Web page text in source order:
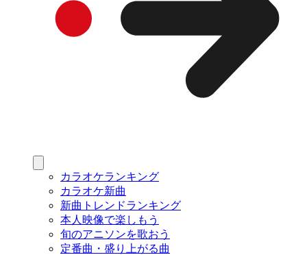
カラオケランキング
カラオケ新曲
新曲トレンドランキング
本人映像で楽しもう
旬のアニソンを歌おう
定番曲・盛り上がる曲